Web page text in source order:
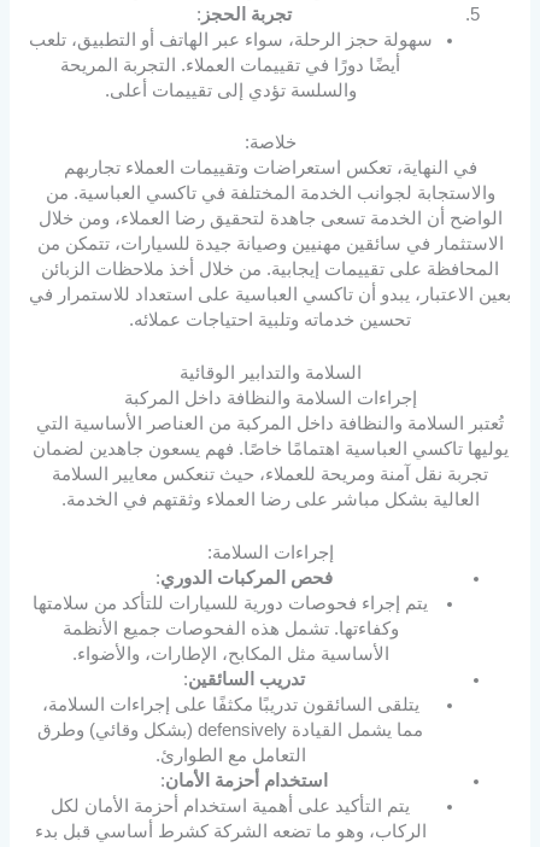
تجربة الحجز :
سهولة حجز الرحلة، سواء عبر الهاتف أو التطبيق، تلعب
أيضًا دورًا في تقييمات العملاء. التجربة المريحة
والسلسة تؤدي إلى تقييمات أعلى.
خلاصة:
في النهاية، تعكس استعراضات وتقييمات العملاء تجاربهم
والاستجابة لجوانب الخدمة المختلفة في تاكسي العباسية. من
الواضح أن الخدمة تسعى جاهدة لتحقيق رضا العملاء، ومن خلال
الاستثمار في سائقين مهنيين وصيانة جيدة للسيارات، تتمكن من
المحافظة على تقييمات إيجابية. من خلال أخذ ملاحظات الزبائن
بعين الاعتبار، يبدو أن تاكسي العباسية على استعداد للاستمرار في
تحسين خدماته وتلبية احتياجات عملائه.
السلامة والتدابير الوقائية
إجراءات السلامة والنظافة داخل المركبة
تُعتبر السلامة والنظافة داخل المركبة من العناصر الأساسية التي
يوليها تاكسي العباسية اهتمامًا خاصًا. فهم يسعون جاهدين لضمان
تجربة نقل آمنة ومريحة للعملاء، حيث تنعكس معايير السلامة
العالية بشكل مباشر على رضا العملاء وثقتهم في الخدمة.
إجراءات السلامة:
فحص المركبات الدوري:
يتم إجراء فحوصات دورية للسيارات للتأكد من سلامتها
وكفاءتها. تشمل هذه الفحوصات جميع الأنظمة
الأساسية مثل المكابح، الإطارات، والأضواء.
تدريب السائقين:
يتلقى السائقون تدريبًا مكثفًا على إجراءات السلامة،
مما يشمل القيادة defensively (بشكل وقائي) وطرق
التعامل مع الطوارئ.
استخدام أحزمة الأمان:
يتم التأكيد على أهمية استخدام أحزمة الأمان لكل
الركاب، وهو ما تضعه الشركة كشرط أساسي قبل بدء